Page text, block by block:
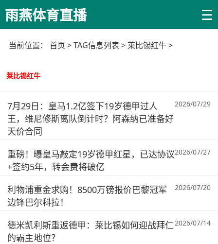
雨燕体育直播 ☰
当前位置： 首页 > TAG信息列表 > 莱比锡红牛 >
莱比锡红牛
7月29日：皇马1.2亿签下19岁德甲过人
王，维尼修斯离队倒计时？阿森纳已准备好
天价合同
2026/07/29
重磅！曝皇马敲定19岁德甲红星，已达协议
+签约5年，转会费将破亿
2026/07/27
利物浦重金求购！8500万镑报价巴黎冠军
边锋巴尔科拉！
2026/07/20
德米凯利斯重返德甲：莱比锡如何迎战拜仁
的霸主地位？
2026/07/14